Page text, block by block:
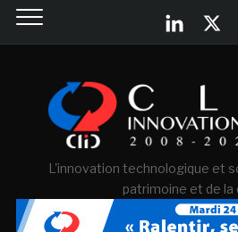
L'innovation technologique et
patrimoine et de la